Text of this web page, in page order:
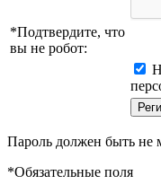
*Подтвердите, что
вы не робот:
Пароль должен быть не
*Обязательные поля